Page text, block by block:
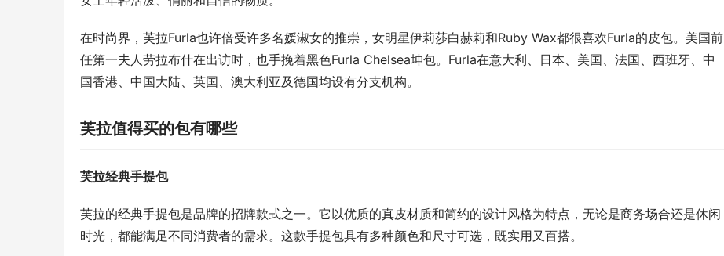
在时尚界，芙拉Furla也许倍受许多名媛淑女的推崇，女明星伊莉莎白赫莉和Ruby Wax都很喜欢Furla的皮包。美国前
任第一夫人劳拉布什在出访时，也手挽着黑色Furla Chelsea坤包。Furla在意大利、日本、美国、法国、西班牙、中
国香港、中国大陆、英国、澳大利亚及德国均设有分支机构。
芙拉值得买的包有哪些
芙拉经典手提包
芙拉的经典手提包是品牌的招牌款式之一。它以优质的真皮材质和简约的设计风格为特点，无论是商务场合还是休闲
时光，都能满足不同消费者的需求。这款手提包具有多种颜色和尺寸可选，既实用又百搭。